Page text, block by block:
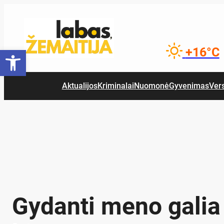
Open toolbar +16°C
AktualijosKriminalai NuomonėGyvenimas
Gy­dan­ti me­no